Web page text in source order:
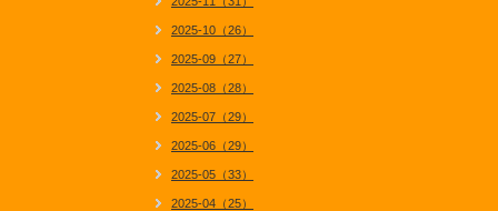
2025-10（26）
2025-09（27）
2025-08（28）
2025-07（29）
2025-06（29）
2025-05（33）
2025-04（25）